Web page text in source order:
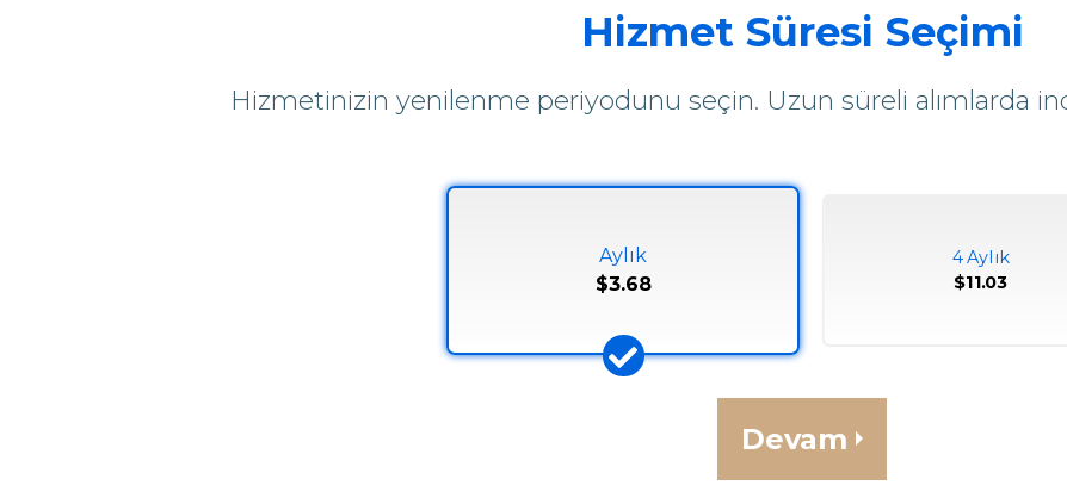
Hizmet Süresi Seçimi
Hizmetinizin yenilenme periyodunu seçin. Uzun süreli alımlarda
Aylık
$3.68
4 Aylık
$11.03
Devam